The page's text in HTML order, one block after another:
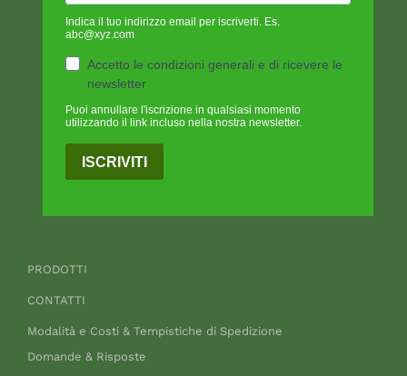
Indica il tuo indirizzo email per iscriverti. Es.
abc@xyz.com
Accetto le condizioni generali e di ricevere le
newsletter
Puoi annullare l'iscrizione in qualsiasi momento
utilizzando il link incluso nella nostra newsletter.
ISCRIVITI
PRODOTTI
CONTATTI
Modalità e Costi & Tempistiche di Spedizione
Domande & Risposte